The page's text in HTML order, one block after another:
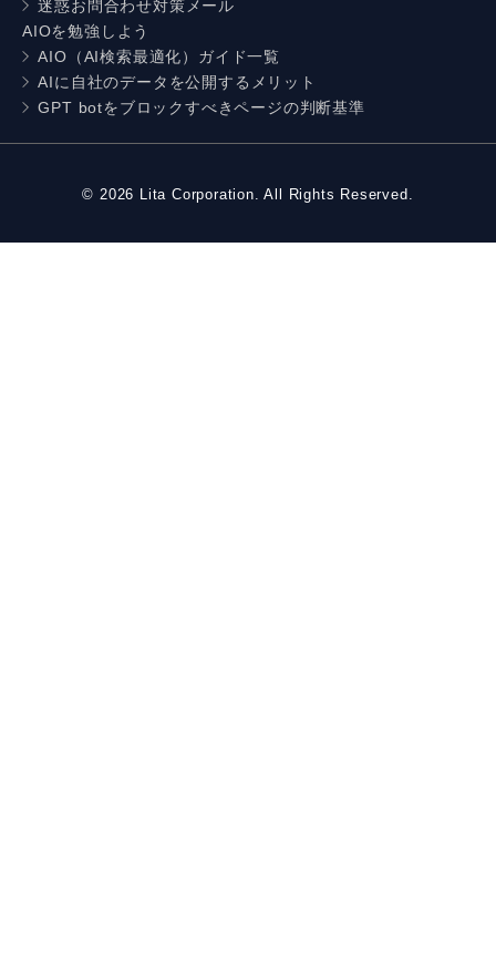
迷惑お問合わせ対策メール
AIOを勉強しよう
AIO（AI検索最適化）ガイド一覧
AIに自社のデータを公開するメリット
GPT botをブロックすべきページの判断基準
©2026 Lita Corporation. All Rights Reserved.